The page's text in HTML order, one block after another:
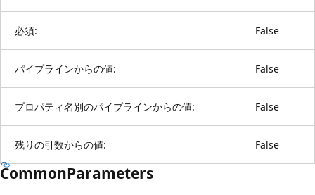
必須: False
パイプラインからの値: False
プロパティ名別のパイプラインからの値: False
残りの引数からの値: False
CommonParameters